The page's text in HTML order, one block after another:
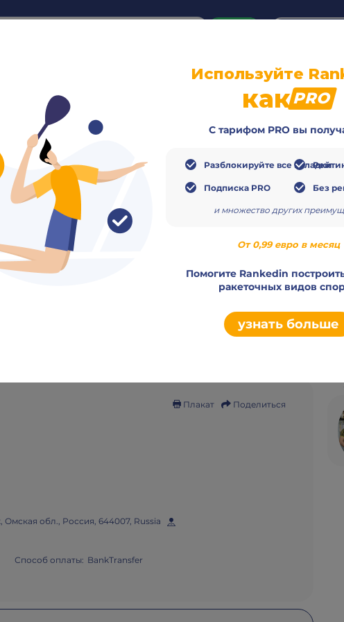
Матчи Игроки
Плакат Поделиться
Омская обл., Россия, 644007, Russia
Способ оплаты: BankTransfer
Используйте
какPRO
С тарифом PRO вы
Разблокируйте все вкладки
Подписка PRO Без
и множество других
От 0,99 евро в месяц
Помогите Rankedin
ракеточных видов
узнать больше